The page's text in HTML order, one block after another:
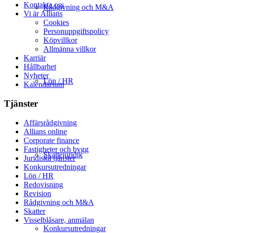
Rådgivning och M&A
Lön / HR
Skattejuridik
Konkursutredningar
Kontakta oss
Vi är Allians
Cookies
Personuppgiftspolicy
Köpvillkor
Allmänna villkor
Karriär
Hållbarhet
Nyheter
Kalendarium
Tjänster
Affärsrådgivning
Allians online
Corporate finance
Fastigheter och bygg
Juridiska tjänster
Konkursutredningar
Lön / HR
Redovisning
Revision
Rådgivning och M&A
Skatter
Visselblåsare, anmälan